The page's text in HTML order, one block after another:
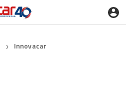
❯ Innovacar